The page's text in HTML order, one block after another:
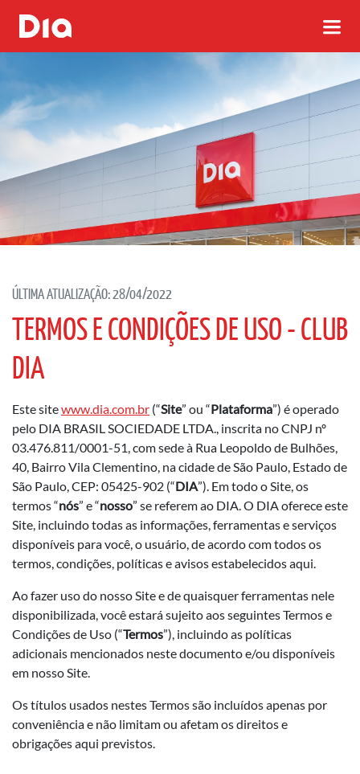
ÚLTIMA ATUALIZAÇÃO: 28/04/2022
TERMOS E CONDIÇÕES DE USO - CLUB
DIA
Este sitewww.dia.com.br (“Site” ou “Plataforma”) é operado
pelo DIA BRASIL SOCIEDADE LTDA., inscrita no CNPJ nº
03.476.811/0001-51, com sede à Rua Leopoldo de Bulhões,
40, Bairro Vila Clementino, na cidade de São Paulo, Estado de
São Paulo, CEP: 05425-902 (“DIA”). Em todo o Site, os
termos “nós” e “nosso” se referem ao DIA. O DIA oferece este
Site, incluindo todas as informações, ferramentas e serviços
disponíveis para você, o usuário, de acordo com todos os
termos, condições, políticas e avisos estabelecidos aqui.
Ao fazer uso do nosso Site e de quaisquer ferramentas nele
disponibilizada, você estará sujeito aos seguintes Termos e
Condições de Uso (“Termos”), incluindo as políticas
adicionais mencionados neste documento e/ou disponíveis
em nosso Site.
Os títulos usados nestes Termos são incluídos apenas por
conveniência e não limitam ou afetam os direitos e
obrigações aqui previstos.